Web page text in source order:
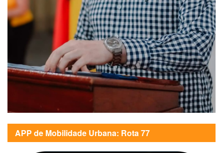
APP de Mobilidade Urbana: Rota 77